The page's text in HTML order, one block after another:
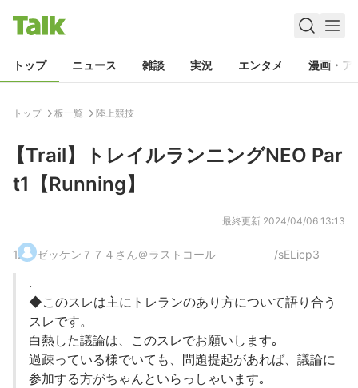
トップ ニュース 雑談 実況 エンタメ 漫画・ア
トップ 板一覧 陸上競技
【Trail】トレイルランニングNEO Par
t1【Running】
最終更新 2024/04/06 13:13
1. ゼッケン７７４さん＠ラストコール /sELicp3
.
◆このスレは主にトレランのあり方について語り合う
スレです。
白熱した議論は、このスレでお願いします｡
過疎っている様でいても、問題提起があれば、議論に
参加する方がちゃんといらっしゃいます｡